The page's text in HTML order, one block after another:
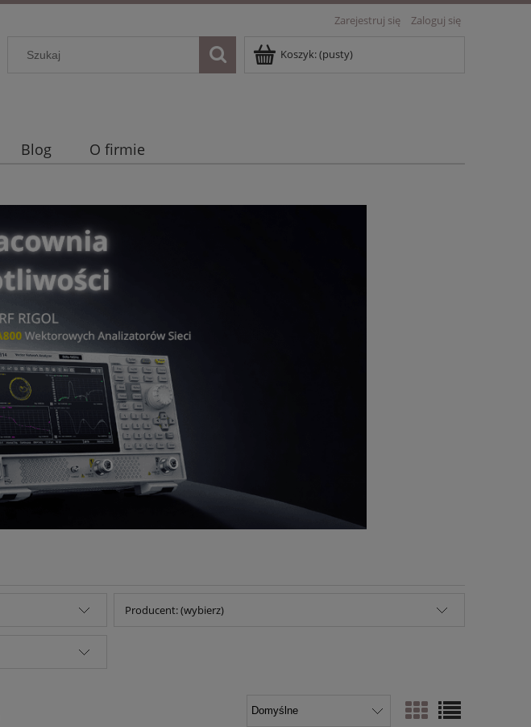
Zarejestruj się Zaloguj się
Koszyk:(pusty)
Blog O firmie
Producent: (wybierz)